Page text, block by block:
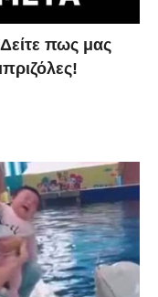
πως μας